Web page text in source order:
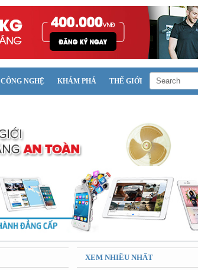
CÔNG NGHỆ KHÁM PHÁ THẾ GIỚI
XEM NHIỀU NHẤT